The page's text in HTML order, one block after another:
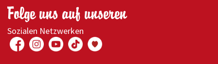
Folge uns auf unseren
Sozialen Netzwerken